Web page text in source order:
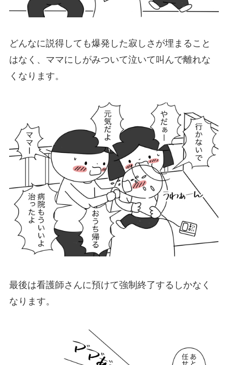
どんなに説得しても爆発した寂しさが埋まること
はなく、ママにしがみついて泣いて叫んで離れな
くなります。
最後は看護師さんに預けて強制終了するしかなく
なります。